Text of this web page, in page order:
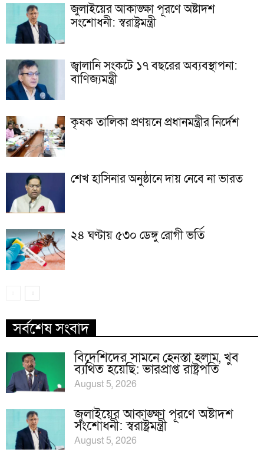
জুলাইয়ের আকাঙ্ক্ষা পূরণে অষ্টাদশ
সংশোধনী: স্বরাষ্ট্রমন্ত্রী
জ্বালানি সংকটে ১৭ বছরের অব্যবস্থাপনা:
বাণিজ্যমন্ত্রী
কৃষক তালিকা প্রণয়নে প্রধানমন্ত্রীর নির্দেশ
শেখ হাসিনার অনুষ্ঠানে দায় নেবে না ভারত
২৪ ঘণ্টায় ৫৩০ ডেঙ্গু রোগী ভর্তি
সর্বশেষ সংবাদ
বিদেশিদের সামনে হেনস্তা হলাম, খুব
ব্যথিত হয়েছি: ভারপ্রাপ্ত রাষ্ট্রপতি
August 5, 2026
জুলাইয়ের আকাঙ্ক্ষা পূরণে অষ্টাদশ
সংশোধনী: স্বরাষ্ট্রমন্ত্রী
August 5, 2026